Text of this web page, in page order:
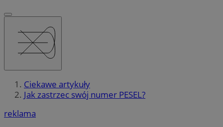
Ciekawe artykuły
Jak zastrzec swój numer PESEL?
reklama